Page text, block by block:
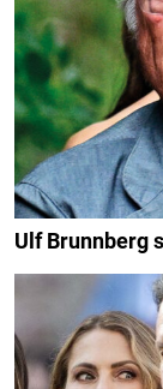
Ulf Brunnberg